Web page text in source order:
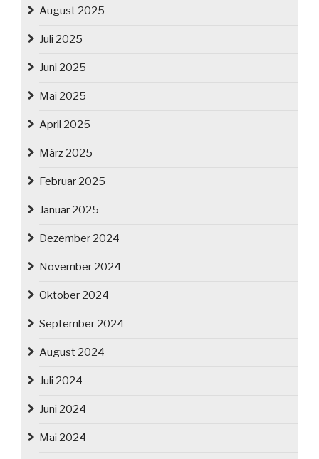
August 2025
Juli 2025
Juni 2025
Mai 2025
April 2025
März 2025
Februar 2025
Januar 2025
Dezember 2024
November 2024
Oktober 2024
September 2024
August 2024
Juli 2024
Juni 2024
Mai 2024